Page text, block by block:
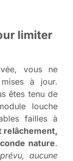
limiter
vous ne
à jour.
êtes tenu de
louche
failles à
relâchement,
nature.
aucune